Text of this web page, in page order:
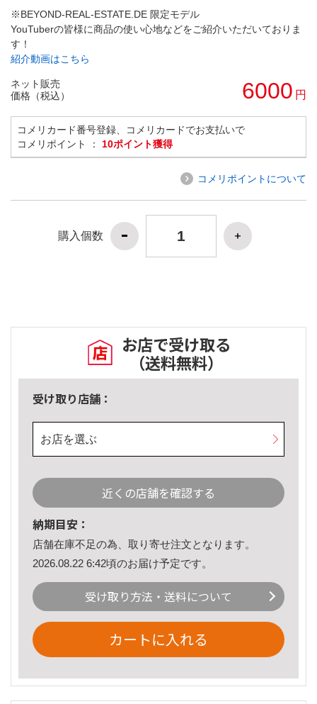
※BEYOND-REAL-ESTATE.DE 限定モデル
YouTuberの皆様に商品の使い心地などをご紹介いただいておりま
す！
紹介動画はこちら
ネット販売
価格（税込）
6000 円
コメリカード番号登録、コメリカードでお支払いで
コメリポイント ： 10ポイント獲得
コメリポイントについて
購入個数
お店で受け取る
（送料無料）
受け取り店舗：
お店を選ぶ
近くの店舗を確認する
納期目安：
店舗在庫不足の為、取り寄せ注文となります。
2026.08.22 6:42頃のお届け予定です。
受け取り方法・送料について
カートに入れる